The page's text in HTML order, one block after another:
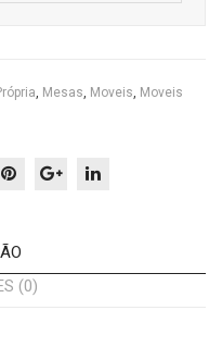
, Mesas, Moveis, Moveis
(0)